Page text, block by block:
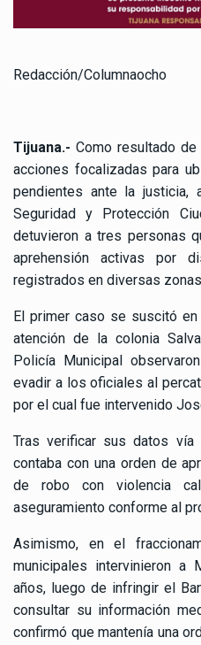
Redacción/Columnaocho
Tijuana.- Como resultado
acciones focalizadas para
pendientes ante la justicia,
Seguridad y Protección
detuvieron a tres personas
aprehensión activas por
registrados en diversas
El primer caso se suscitó
atención de la colonia
Policía Municipal
evadir a los oficiales al
por el cual fue intervenido
Tras verificar sus datos vía
contaba con una orden de
de robo con violencia
aseguramiento conforme al
Asimismo, en el
municipales intervinieron a
años, luego de infringir el
consultar su información
confirmó que mantenía una